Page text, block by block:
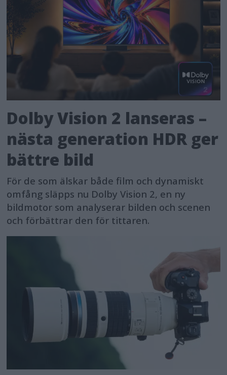
Dolby Vision 2 lanseras –
nästa generation HDR ger
bättre bild
För de som älskar både film och dynamiskt
omfång släpps nu Dolby Vision 2, en ny
bildmotor som analyserar bilden och scenen
och förbättrar den för tittaren.